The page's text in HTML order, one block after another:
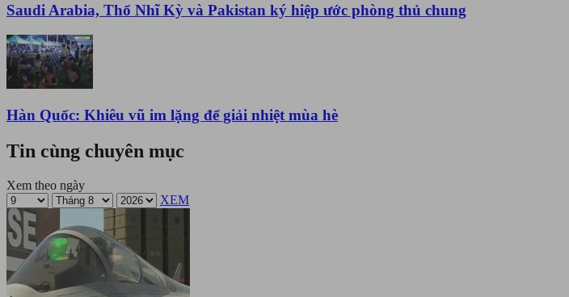
Saudi Arabia, Thổ Nhĩ Kỳ và Pakistan ký hiệp ước phòng thủ chung
Hàn Quốc: Khiêu vũ im lặng để giải nhiệt mùa hè
Tin cùng chuyên mục
Xem theo ngày
XEM